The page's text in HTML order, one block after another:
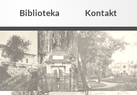
Biblioteka Kontakt